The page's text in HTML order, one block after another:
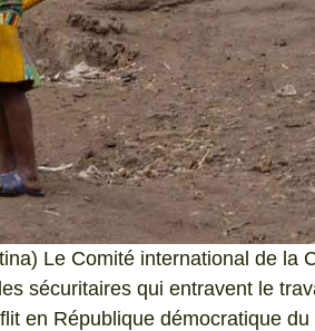
Le Comité international de la
sécuritaires qui entravent le
en République démocratique